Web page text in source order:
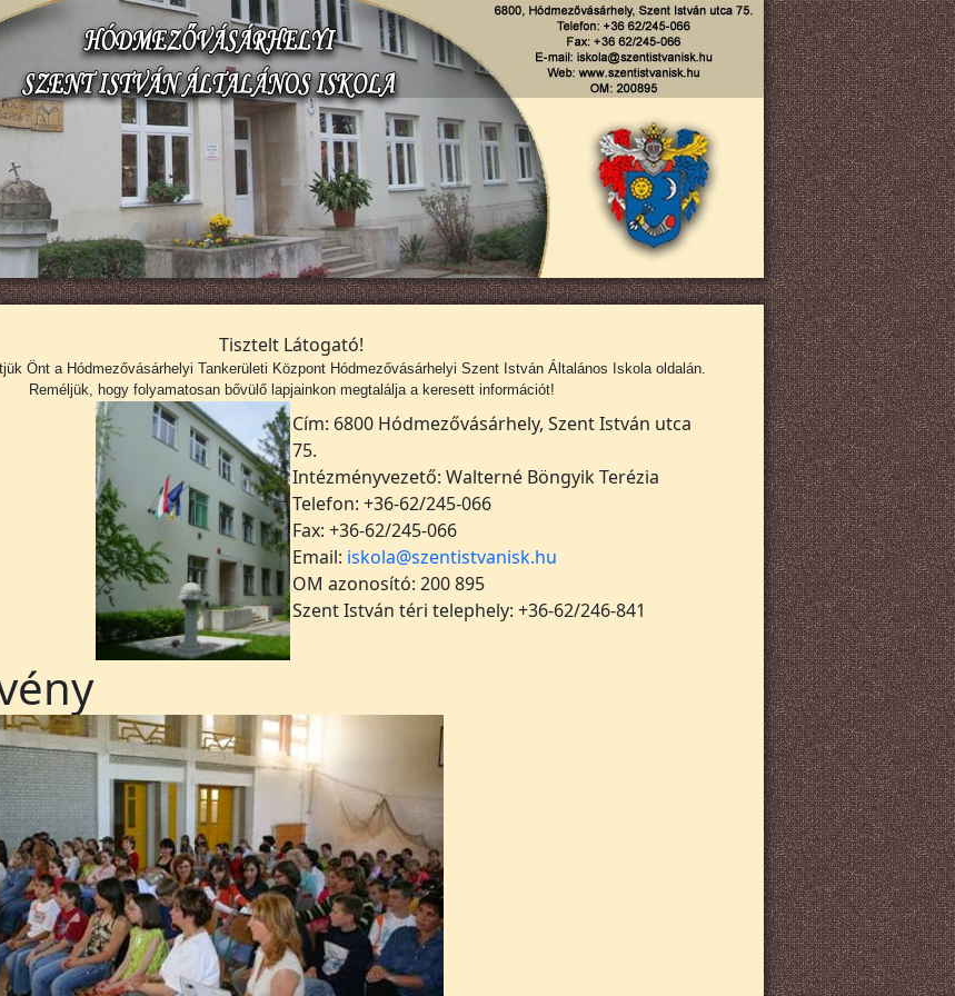
Tisztelt Látogató!
Önt a Hódmezővásárhelyi Tankerületi Központ Hódmezővásárhelyi Szent István Általános Iskola oldalán.
Reméljük, hogy folyamatosan bővülő lapjainkon megtalálja a keresett információt!
Cím: 6800 Hódmezővásárhely, Szent István utca
75.
Intézményvezető: Walterné Böngyik Terézia
Telefon: +36-62/245-066
Fax: +36-62/245-066
Email: iskola@szentistvanisk.hu
OM azonosító: 200 895
Szent István téri telephely: +36-62/246-841